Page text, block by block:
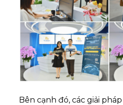
Bên cạnh đó, các giải